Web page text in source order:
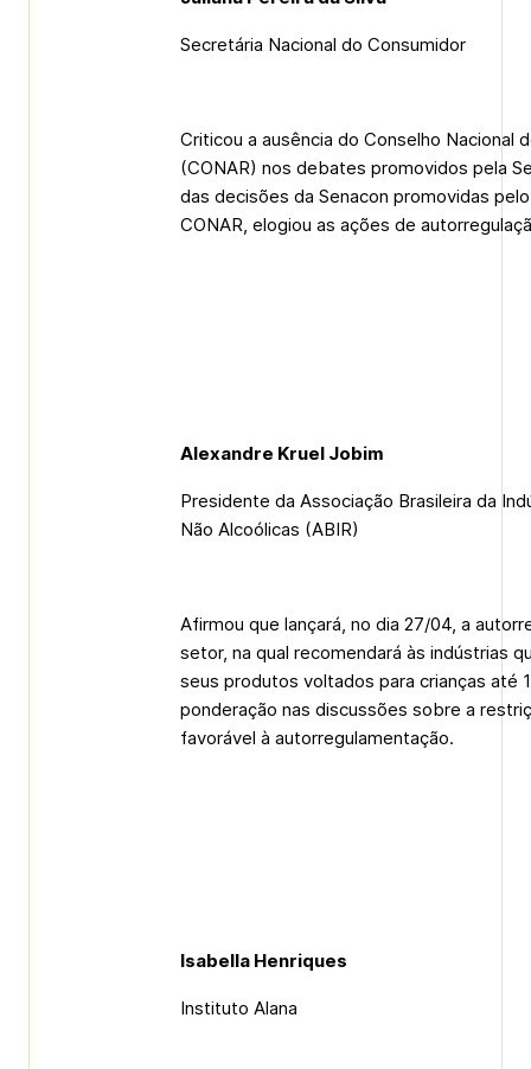
Secretária Nacional do Consumidor
Criticou a ausência do Conselho Nacional
(CONAR) nos debates promovidos pela
das decisões da Senacon promovidas
CONAR, elogiou as ações de
Alexandre Kruel Jobim
Presidente da Associação Brasileira da
Não Alcoólicas (ABIR)
Afirmou que lançará, no dia 27/04, a
setor, na qual recomendará às indústrias
seus produtos voltados para crianças até
ponderação nas discussões sobre a
favorável à autorregulamentação.
Isabella Henriques
Instituto Alana